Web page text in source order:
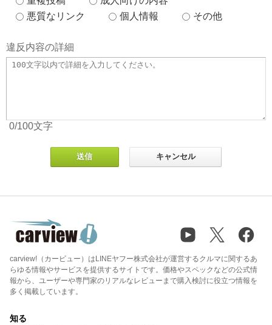
悪質なリンク
個人情報 その他
違反内容の詳細
0/100文字
carview!（カービュー）はLINEヤフー株式会社が運営するクルマに関するあ
らゆる情報やサービスを提供するサイトです。価格やスペックなどの公式情
報から、ユーザーや専門家のリアルなレビューまで購入検討に役立つ情報を
多く掲載しています。
知る